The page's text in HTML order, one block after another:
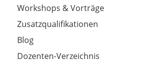
Workshops & Vorträge
Zusatzqualifikationen
Blog
Dozenten-Verzeichnis